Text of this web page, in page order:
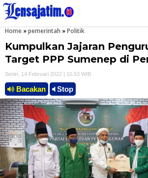
Home »pemerintah »Politik
Kumpulkan Jajaran
Target PPP Sumenep di
Senin, 14 Februari 2022 | 10.53 WIB
Bacakan Stop